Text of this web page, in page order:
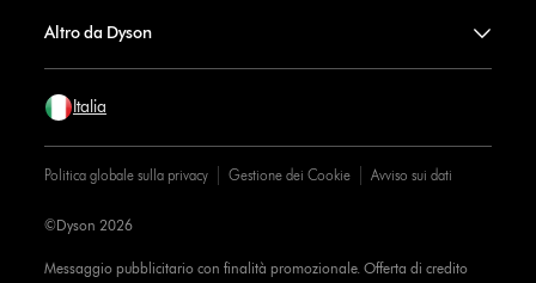
Altro da Dyson
Italia
Politica globale sulla privacy Gestione dei Cookie Avviso sui dati
Messaggio pubblicitario con finalità promozionale. Offerta di credito
©Dyson 2026